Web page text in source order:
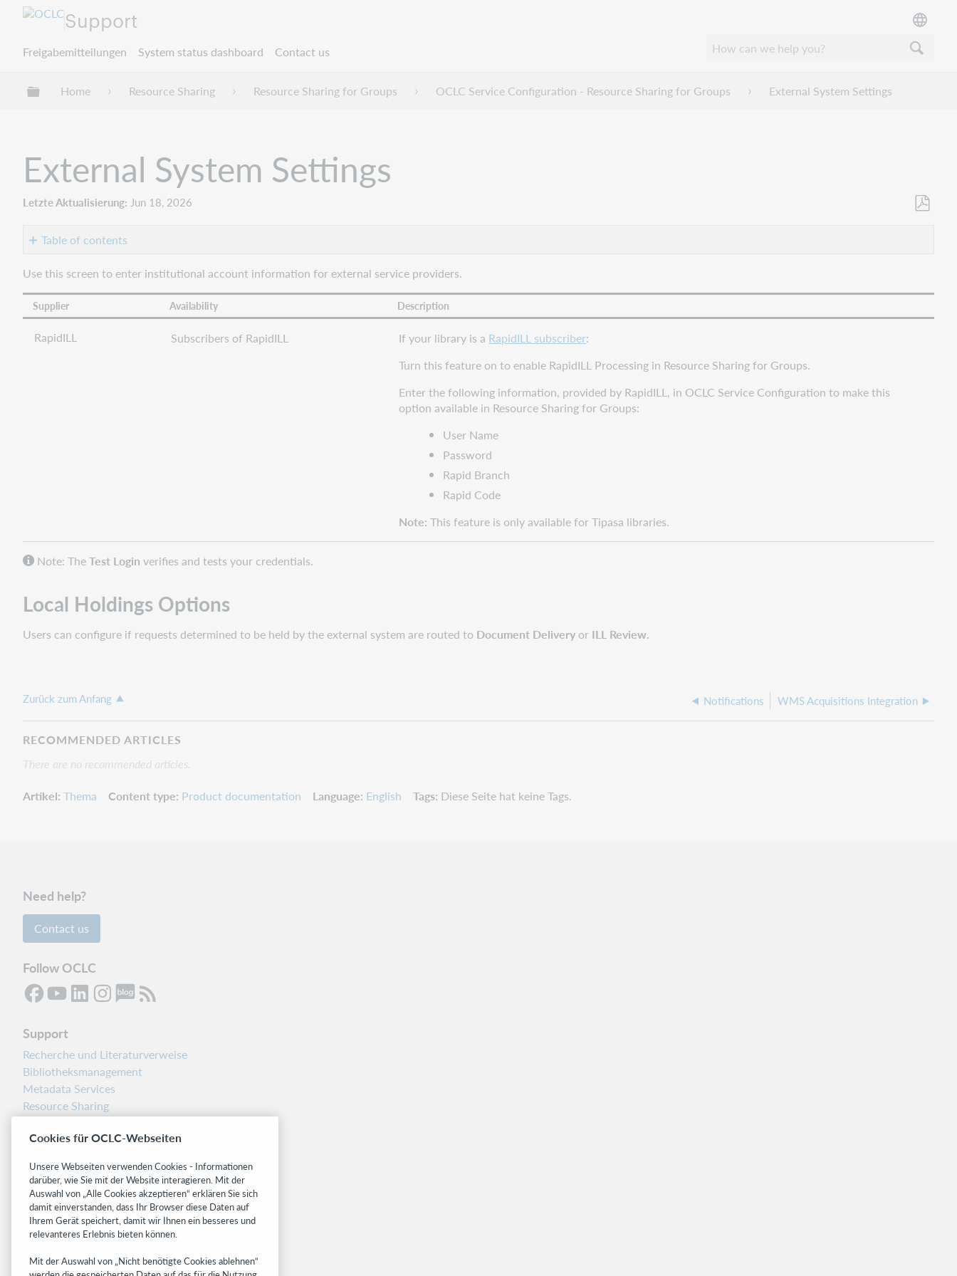
Support
Freigabemitteilungen System status dashboard Contact us
Globale Hierarchie expandieren/verbergen
Home Resource Sharing Resource Sharing for Groups OCLC Service Configuration - Resource Sharing for Groups External System Settings
External System Settings
Letzte Aktualisierung Jun 18, 2026
Table of contents
Local
Options
Use this screen to enter institutional account information for external service providers.
Supplier Availability Description
RapidILL Subscribers of RapidILL If your library is a RapidILL subscriber:
Turn this feature on to enable RapidILL Processing in Resource Sharing for Groups.
Enter the following information, provided by RapidILL, in OCLC Service Configuration to make this
option available in Resource Sharing for Groups:
User Name
Password
Rapid Branch
Rapid Code
Note: This feature is only available for Tipasa libraries.
Note: TheTest Login verifies and tests your credentials.
Local Holdings Options
Users can configure if requests determined to be held by the external system are routed to Document Delivery or ILL Review.
Zurück zum Anfang Notifications WMS Acquisitions Integration
RECOMMENDED ARTICLES
There are no recommended articles.
Artikel Thema Content type Product documentation Language English Tags Diese Seite hat keine Tags.
Need help?
Contact us
Follow OCLC
Support
Recherche und Literaturverweise
Bibliotheksmanagement
Metadata Services
Resource Sharing
Freigabemitteilungen
Related sites
OCLC.org
BibFormats
Research
Cookies für OCLC-Webseiten
Unsere Webseiten verwenden Cookies - Informationen
darüber, wie Sie mit der Website interagieren. Mit der
Auswahl von „Alle Cookies akzeptieren“ erklären Sie sich
damit einverstanden, dass Ihr Browser diese Daten auf
Ihrem Gerät speichert, damit wir Ihnen ein besseres und
relevanteres Erlebnis bieten können.
Mit der Auswahl von „Nicht benötigte Cookies ablehnen“